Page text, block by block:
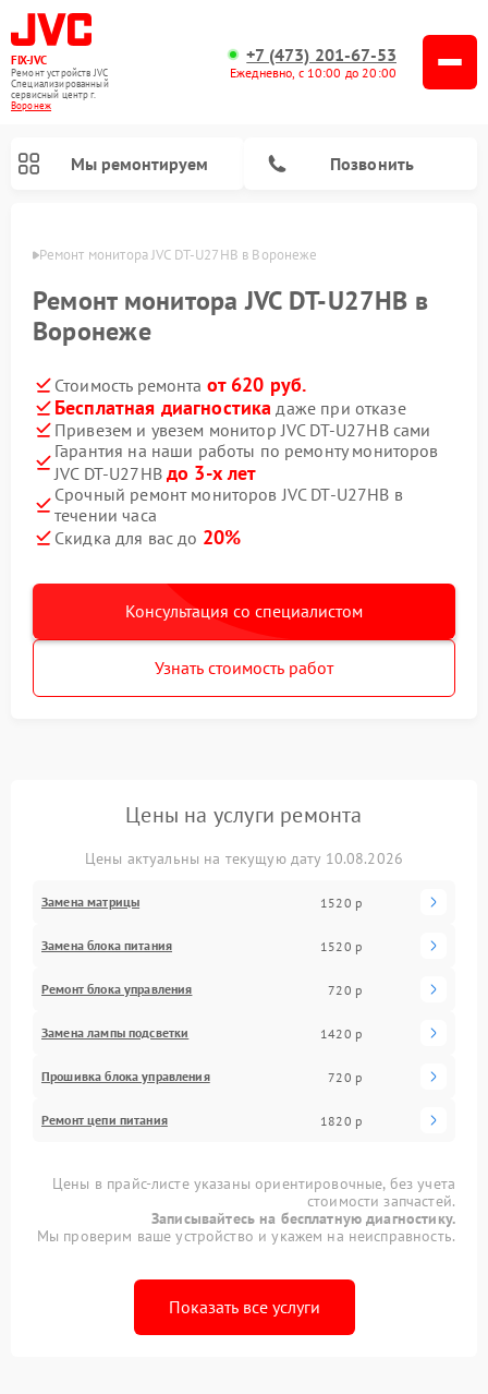
FIX-JVC
Ремонт устройств JVC
Специализированный
cервисный центр г.
Воронеж
+7 (473) 201-67-53
Ежедневно, с 10:00 до 20:00
Мы ремонтируем Позвонить
Ремонт монитора JVC DT-U27HB в Воронеже
Ремонт монитора JVC DT-U27HB в
Воронеже
Стоимость ремонта от 620 руб.
Бесплатная диагностика даже при отказе
Привезем и увезем монитор JVC DT-U27HB сами
Гарантия на наши работы по ремонту мониторов
JVC DT-U27HB до 3-х лет
Срочный ремонт мониторов JVC DT-U27HB в
течении часа
Скидка для вас до 20%
Консультация со специалистом
Узнать стоимость работ
Цены на услуги ремонта
Цены актуальны на текущую дату 10.08.2026
Замена матрицы 1520 р
Замена блока питания 1520 р
Ремонт блока управления 720 р
Замена лампы подсветки 1420 р
Прошивка блока управления 720 р
Ремонт цепи питания 1820 р
Цены в прайс-листе указаны ориентировочные, без учета
стоимости запчастей.
Записывайтесь на бесплатную диагностику.
Мы проверим ваше устройство и укажем на неисправность.
Показать все услуги